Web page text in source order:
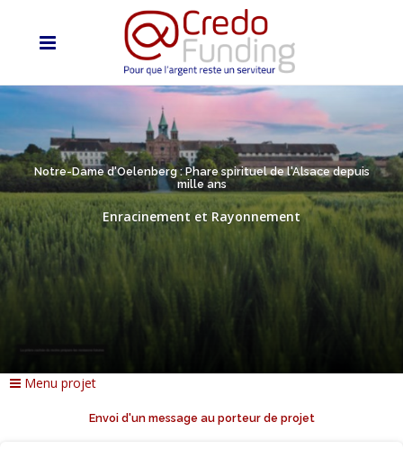
Notre-Dame d'Oelenberg : Phare spirituel de l'Alsace depuis
mille ans
Enracinement et Rayonnement
Menu projet
Envoi d'un message au porteur de projet